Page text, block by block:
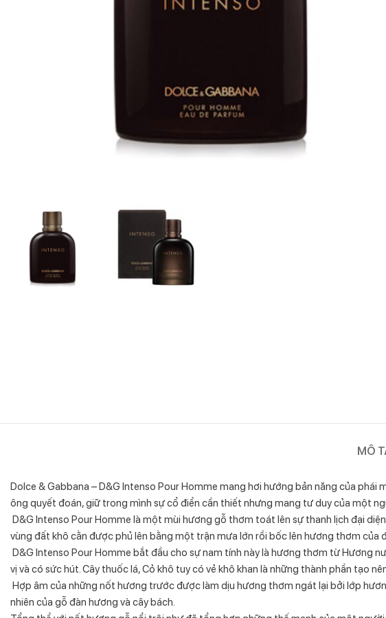
MÔ
Dolce & Gabbana – D&G Intenso Pour Homme mang hơi hướng bản năng của
ông quyết đoán, giữ trong mình sự cổ điển cần thiết nhưng mang tư duy của một
D&G Intenso Pour Homme là một mùi hương gỗ thơm toát lên sự thanh lịch đại
vùng đất khô cằn được phủ lên bằng một trận mưa lớn rồi bốc lên hương thơm của
D&G Intenso Pour Homme bắt đầu cho sự nam tính này là hương thơm từ Hương
vị và có sức hút. Cây thuốc lá, Cỏ khô tuy có vẻ khô khan là những thành phần tạo
Hợp âm của những nốt hương trước được làm dịu hương thơm ngát lại bởi lớp
nhiên của gỗ đàn hương và cây bách.